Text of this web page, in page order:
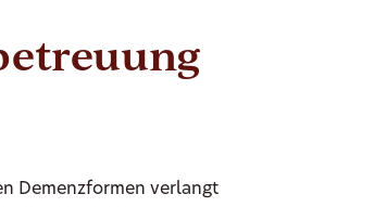
Demenzformen verlangt